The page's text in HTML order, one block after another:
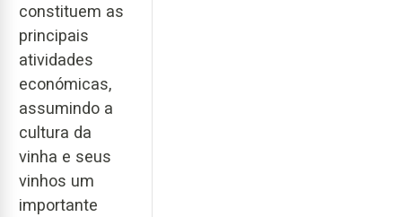
constituem as
principais
atividades
económicas,
assumindo a
cultura da
vinha e seus
vinhos um
importante